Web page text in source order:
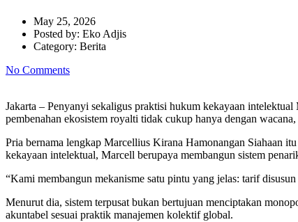
May 25, 2026
Posted by: Eko Adjis
Category: Berita
No Comments
Jakarta – Penyanyi sekaligus praktisi hukum kekayaan
pembenahan ekosistem royalti tidak cukup hanya dengan
Pria bernama lengkap Marcellius Kirana Hamonangan Siahaan
kekayaan intelektual, Marcell berupaya membangun sistem
“Kami membangun mekanisme satu pintu yang jelas: tarif
Menurut dia, sistem terpusat bukan bertujuan menciptakan
akuntabel sesuai praktik manajemen kolektif global.